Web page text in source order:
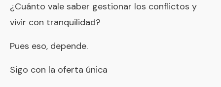
¿Cuánto vale saber gestionar los conflictos y
vivir con tranquilidad?
Pues eso, depende.
Sigo con la oferta única